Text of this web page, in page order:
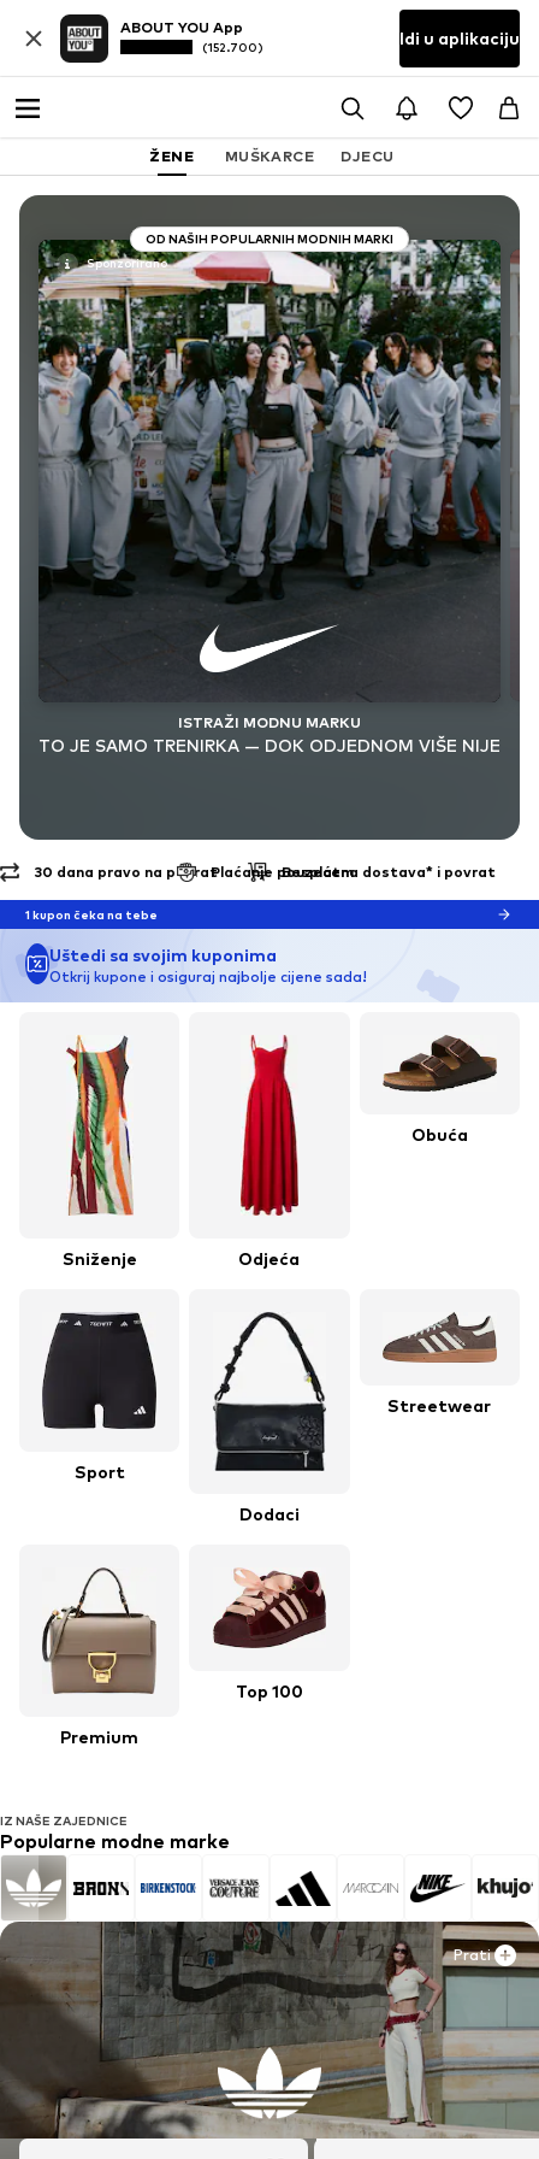
ABOUT YOU App
(152.700) Idi u aplikaciju
ŽENE MUŠKARCE DJECU
OD NAŠIH POPULARNIH MODNIH MARKI
ISTRAŽI MODNU MARKU
TO JE SAMO TRENIRKA — DOK ODJEDNOM VIŠE NIJE
IZ NAŠE ZAJEDNICE
Popularne modne marke
Prati
Prati
Besplatna dostava* i povrat
Plaćanje pouzećem
1 kupon čeka na tebe
Uštedi sa svojim kuponima
Otkrij kupone i osiguraj najbolje cijene sada!
Sniženje Odjeća
Obuća
Sport
Dodaci
Streetwear
Premium
Top 100